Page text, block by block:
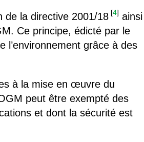
de la directive 2001/18 [4] ainsi
Ce principe, édicté par le
l’environnement grâce à des
à la mise en œuvre du
peut être exempté des
et dont la sécurité est